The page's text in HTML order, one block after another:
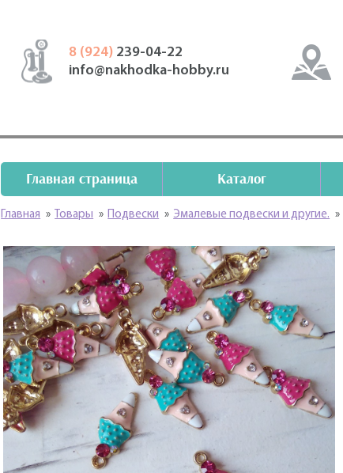
8 (924) 239-04-22
info@nakhodka-hobby.ru
Главная страница Каталог
Главная » Товары » Подвески » Эмалевые подвески и другие. »